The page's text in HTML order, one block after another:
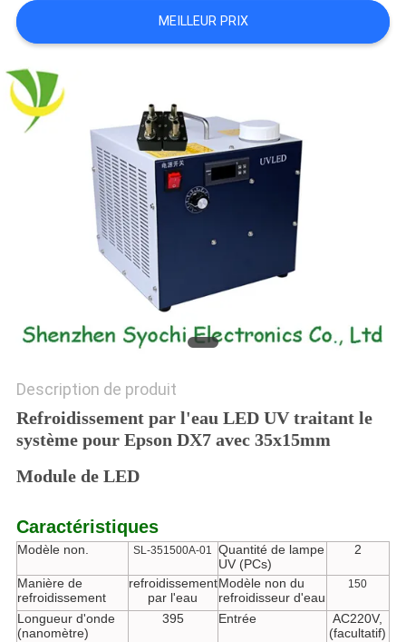
UNE
CITATION
PLAN
DU
PRIVACY
MEILLEUR PRIX
Description de produit
Refroidissement par l'eau LED UV traitant le
système pour Epson DX7 avec 35x15mm
Module de LED
Caractéristiques
Modèle non. SL-351500A-01 Quantité de lampe
UV (PCs)
2
Manière de
refroidissement
refroidissement
par l'eau
Modèle non du
refroidisseur d'eau
150
Longueur d'onde
(nanomètre)
395 Entrée
AC220V,
(facultatif)